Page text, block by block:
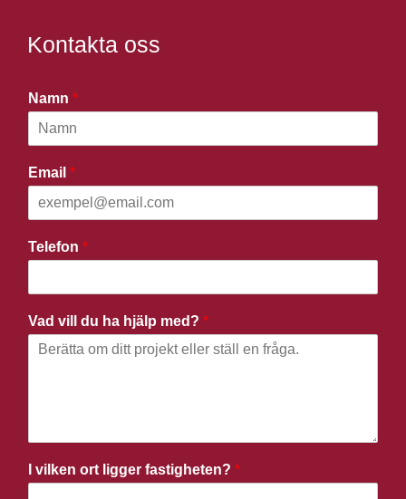
Kontakta oss
Namn *
Email *
Telefon *
Vad vill du ha hjälp med? *
I vilken ort ligger fastigheten? *